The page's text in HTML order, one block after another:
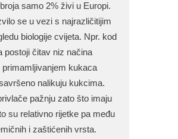
samo 2% živi u Europi.
se u vezi s najrazličitijim
biologije cvijeta. Npr. kod
postoji čitav niz načina
kukaca
nalikuju kukcima.
pažnju zato što imaju
su relativno rijetke pa među
i zaštićenih vrsta.